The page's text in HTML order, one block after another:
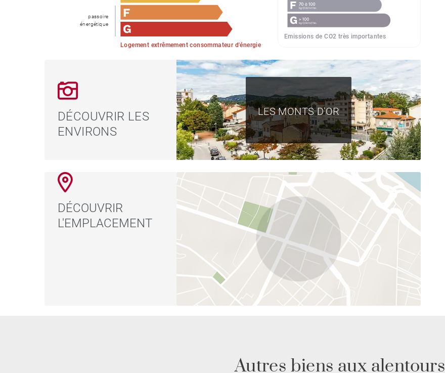
Logement extrêmement consommateur d'énergie
passoire
énergétique
Emissions de CO2 très importantes
DÉCOUVRIR LES
ENVIRONS
LES MONTS D'OR
DÉCOUVRIR
L'EMPLACEMENT
Autres biens aux alentours